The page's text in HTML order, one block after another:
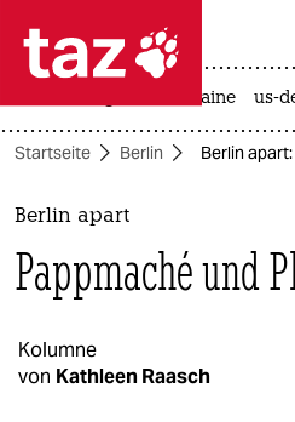
 taz zahl
taz zahl ich
themen
politik
gesellschaft
krieg in der ukraine us-
Startseite Berlin Berlin
Berlin apart
Pappmaché und
Kolumne
von Kathleen Raasch